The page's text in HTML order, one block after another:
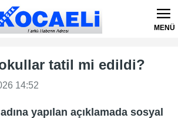
MENÜ
tatil mi edildi?
14:52
yapılan açıklamada sosyal